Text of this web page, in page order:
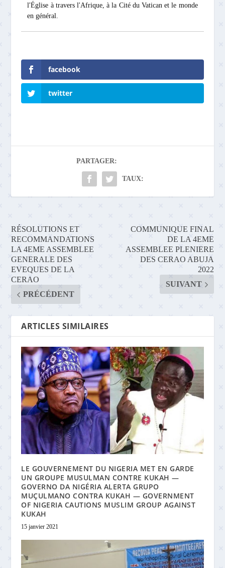
l'Église à travers l'Afrique, à la Cité du Vatican et le monde
en général.
facebook
twitter
PARTAGER:
TAUX:
RÉSOLUTIONS ET
RECOMMANDATIONS
LA 4EME ASSEMBLEE
GENERALE DES
EVEQUES DE LA
CERAO
PRÉCÉDENT
COMMUNIQUE FINAL
DE LA 4EME
ASSEMBLEE PLENIERE
DES CERAO ABUJA
2022
SUIVANT
ARTICLES SIMILAIRES
LE GOUVERNEMENT DU NIGERIA MET EN GARDE
UN GROUPE MUSULMAN CONTRE KUKAH —
GOVERNO DA NIGÉRIA ALERTA GRUPO
MUÇULMANO CONTRA KUKAH — GOVERNMENT
OF NIGERIA CAUTIONS MUSLIM GROUP AGAINST
KUKAH
15 janvier 2021